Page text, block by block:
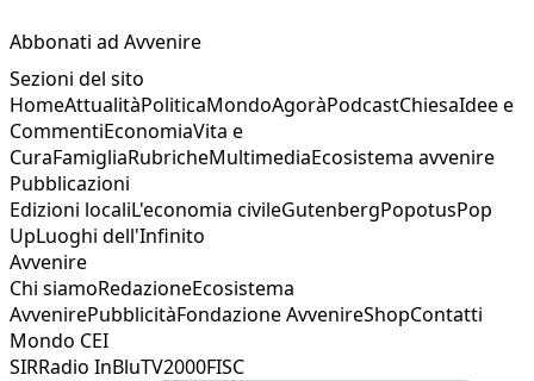
Abbonati ad Avvenire
Sezioni del sito
HomeAttualitàPoliticaMondoAgoràPodcastChiesaIdee e
CommentiEconomiaVita e
CuraFamigliaRubricheMultimediaEcosistema avvenire
Pubblicazioni
Edizioni localiL'economia civileGutenbergPopotusPop
UpLuoghi dell'Infinito
Avvenire
Chi siamoRedazioneEcosistema
AvvenirePubblicitàFondazione AvvenireShopContatti
Mondo CEI
SIRRadio InBluTV2000FISC